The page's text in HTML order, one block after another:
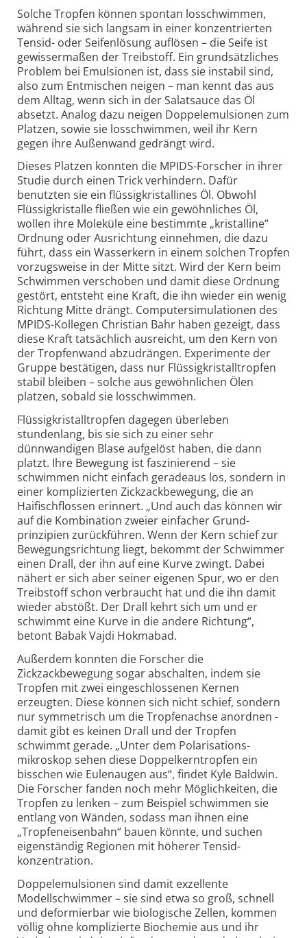
Solche Tropfen können spontan losschwimmen,
während sie sich langsam in einer konzentrierten
Tensid- oder Seifen­lösung auflösen – die Seife ist
gewissermaßen der Treibstoff. Ein grundsätzliches
Problem bei Emulsionen ist, dass sie instabil sind,
also zum Entmischen neigen – man kennt das aus
dem Alltag, wenn sich in der Salatsauce das Öl
absetzt. Analog dazu neigen Doppel­emulsionen zum
Platzen, sowie sie losschwimmen, weil ihr Kern
gegen ihre Außenwand gedrängt wird.
Dieses Platzen konnten die MPIDS-Forscher in ihrer
Studie durch einen Trick verhindern. Dafür
benutzten sie ein flüssigkristallines Öl. Obwohl
Flüssig­kristalle fließen wie ein gewöhnliches Öl,
wollen ihre Moleküle eine bestimmte „kristalline“
Ordnung oder Ausrichtung einnehmen, die dazu
führt, dass ein Wasserkern in einem solchen Tropfen
vorzugsweise in der Mitte sitzt. Wird der Kern beim
Schwimmen verschoben und damit diese Ordnung
gestört, entsteht eine Kraft, die ihn wieder ein wenig
Richtung Mitte drängt. Computersimulationen des
MPIDS-Kollegen Christian Bahr haben gezeigt, dass
diese Kraft tatsächlich ausreicht, um den Kern von
der Tropfenwand abzudrängen. Experimente der
Gruppe bestätigen, dass nur Flüssig­kristall­tropfen
stabil bleiben – solche aus gewöhnlichen Ölen
platzen, sobald sie losschwimmen.
Flüssigkristall­tropfen dagegen überleben
stundenlang, bis sie sich zu einer sehr
dünnwandigen Blase aufgelöst haben, die dann
platzt. Ihre Bewegung ist faszinierend – sie
schwimmen nicht einfach geradeaus los, sondern in
einer komplizierten Zickzack­bewegung, die an
Haifischflossen erinnert. „Und auch das können wir
auf die Kombination zweier einfacher Grund­
prinzipien zurückführen. Wenn der Kern schief zur
Bewegungs­richtung liegt, bekommt der Schwimmer
einen Drall, der ihn auf eine Kurve zwingt. Dabei
nähert er sich aber seiner eigenen Spur, wo er den
Treibstoff schon verbraucht hat und die ihn damit
wieder abstößt. Der Drall kehrt sich um und er
schwimmt eine Kurve in die andere Richtung“,
betont Babak Vajdi Hokmabad.
Außerdem konnten die Forscher die
Zickzackbewegung sogar abschalten, indem sie
Tropfen mit zwei eingeschlossenen Kernen
erzeugten. Diese können sich nicht schief, sondern
nur symmetrisch um die Tropfenachse anordnen -
damit gibt es keinen Drall und der Tropfen
schwimmt gerade. „Unter dem Polarisations­
mikroskop sehen diese Doppelkerntropfen ein
bisschen wie Eulenaugen aus“, findet Kyle Baldwin.
Die Forscher fanden noch mehr Möglichkeiten, die
Tropfen zu lenken – zum Beispiel schwimmen sie
entlang von Wänden, sodass man ihnen eine
„Tropfen­eisenbahn“ bauen könnte, und suchen
eigenständig Regionen mit höherer Tensid­
konzentration.
Doppelemulsionen sind damit exzellente
Modellschwimmer – sie sind etwa so groß, schnell
und deformierbar wie biologische Zellen, kommen
völlig ohne komplizierte Biochemie aus und ihr